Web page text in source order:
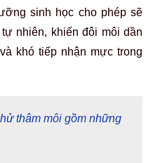
sinh học cho phép sẽ
nhiên, khiến đôi môi dần
khó tiếp nhận mực trong
thâm môi gồm những